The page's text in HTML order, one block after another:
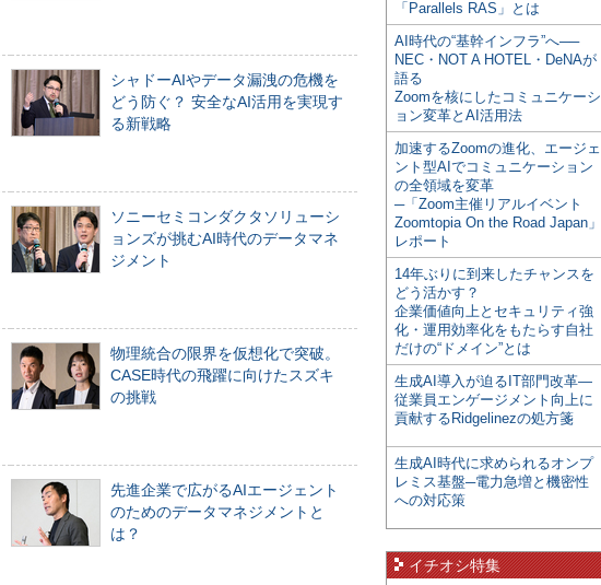
シャドーAIやデータ漏洩の危機を
どう防ぐ？ 安全なAI活用を実現す
る新戦略
ソニーセミコンダクタソリューシ
ョンズが挑むAI時代のデータマネ
ジメント
物理統合の限界を仮想化で突破。
CASE時代の飛躍に向けたスズキ
の挑戦
先進企業で広がるAIエージェント
のためのデータマネジメントと
は？
「Parallels RAS」とは
AI時代の“基幹インフラ”へ──
NEC・NOT A HOTEL・DeNAが
語る
Zoomを核にしたコミュニケーシ
ョン変革とAI活用法
加速するZoomの進化、エージェ
ント型AIでコミュニケーション
の全領域を変革
─「Zoom主催リアルイベント
Zoomtopia On the Road Japan」
レポート
14年ぶりに到来したチャンスを
どう活かす？
企業価値向上とセキュリティ強
化・運用効率化をもたらす自社
だけの“ドメイン”とは
生成AI導入が迫るIT部門改革―
従業員エンゲージメント向上に
貢献するRidgelinezの処方箋
生成AI時代に求められるオンプ
レミス基盤─電力急増と機密性
への対応策
イチオシ特集